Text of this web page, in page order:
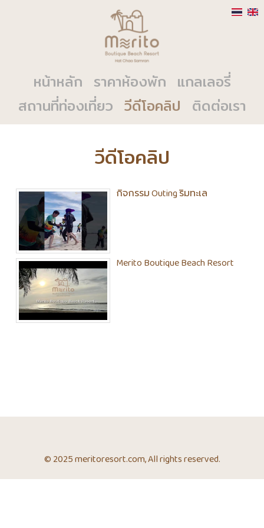
หน้าหลัก ราคาห้องพัก แกลเลอรี่
สถานที่ท่องเที่ยว วีดีโอคลิป ติดต่อเรา
วีดีโอคลิป
กิจกรรม Outing ริมทะเล
Merito Boutique Beach Resort
© 2025 meritoresort.com, All rights reserved.